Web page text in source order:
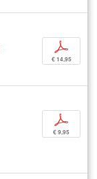
p
€ 14,95
p
€ 9,95